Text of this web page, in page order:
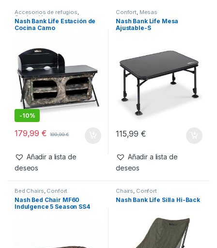
SKU:5056212194834 Categorías:
Chairs, Confort
Productos relacionados
Accesorios de refugios
Confort,Mesas
Nash Bank Life Estación de
Confort, Mesas
Nash Bank Life Mesa